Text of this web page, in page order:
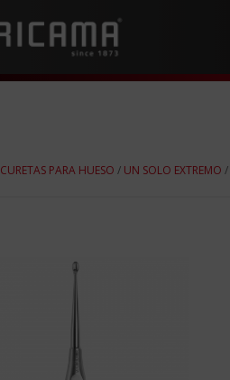
CURETAS PARA HUESO / UN SOLO EXTREMO /